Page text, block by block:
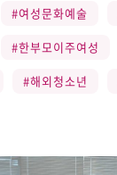
#여성문화예술
#한부모이주여성
#해외청소년